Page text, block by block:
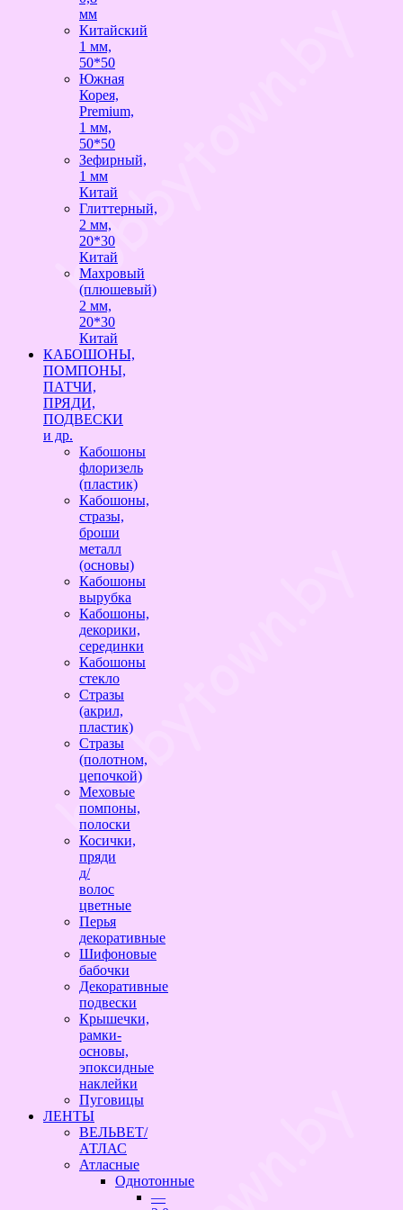
мм
Китайский
1 мм,
50*50
Южная
Корея,
Premium,
1 мм,
50*50
Зефирный,
1 мм
Китай
Глиттерный,
2 мм,
20*30
Китай
Махровый
(плюшевый)
2 мм,
20*30
Китай
КАБОШОНЫ,
ПОМПОНЫ,
ПАТЧИ,
ПРЯДИ,
ПОДВЕСКИ
и др.
Кабошоны
флоризель
(пластик)
Кабошоны,
стразы,
броши
металл
(основы)
Кабошоны
вырубка
Кабошоны,
декорики,
серединки
Кабошоны
стекло
Стразы
(акрил,
пластик)
Стразы
(полотном,
цепочкой)
Меховые
помпоны,
полоски
Косички,
пряди
д/
волос
цветные
Перья
декоративные
Шифоновые
бабочки
Декоративные
подвески
Крышечки,
рамки-
основы,
эпоксидные
наклейки
Пуговицы
ЛЕНТЫ
ВЕЛЬВЕТ/
АТЛАС
Атласные
Однотонные
—